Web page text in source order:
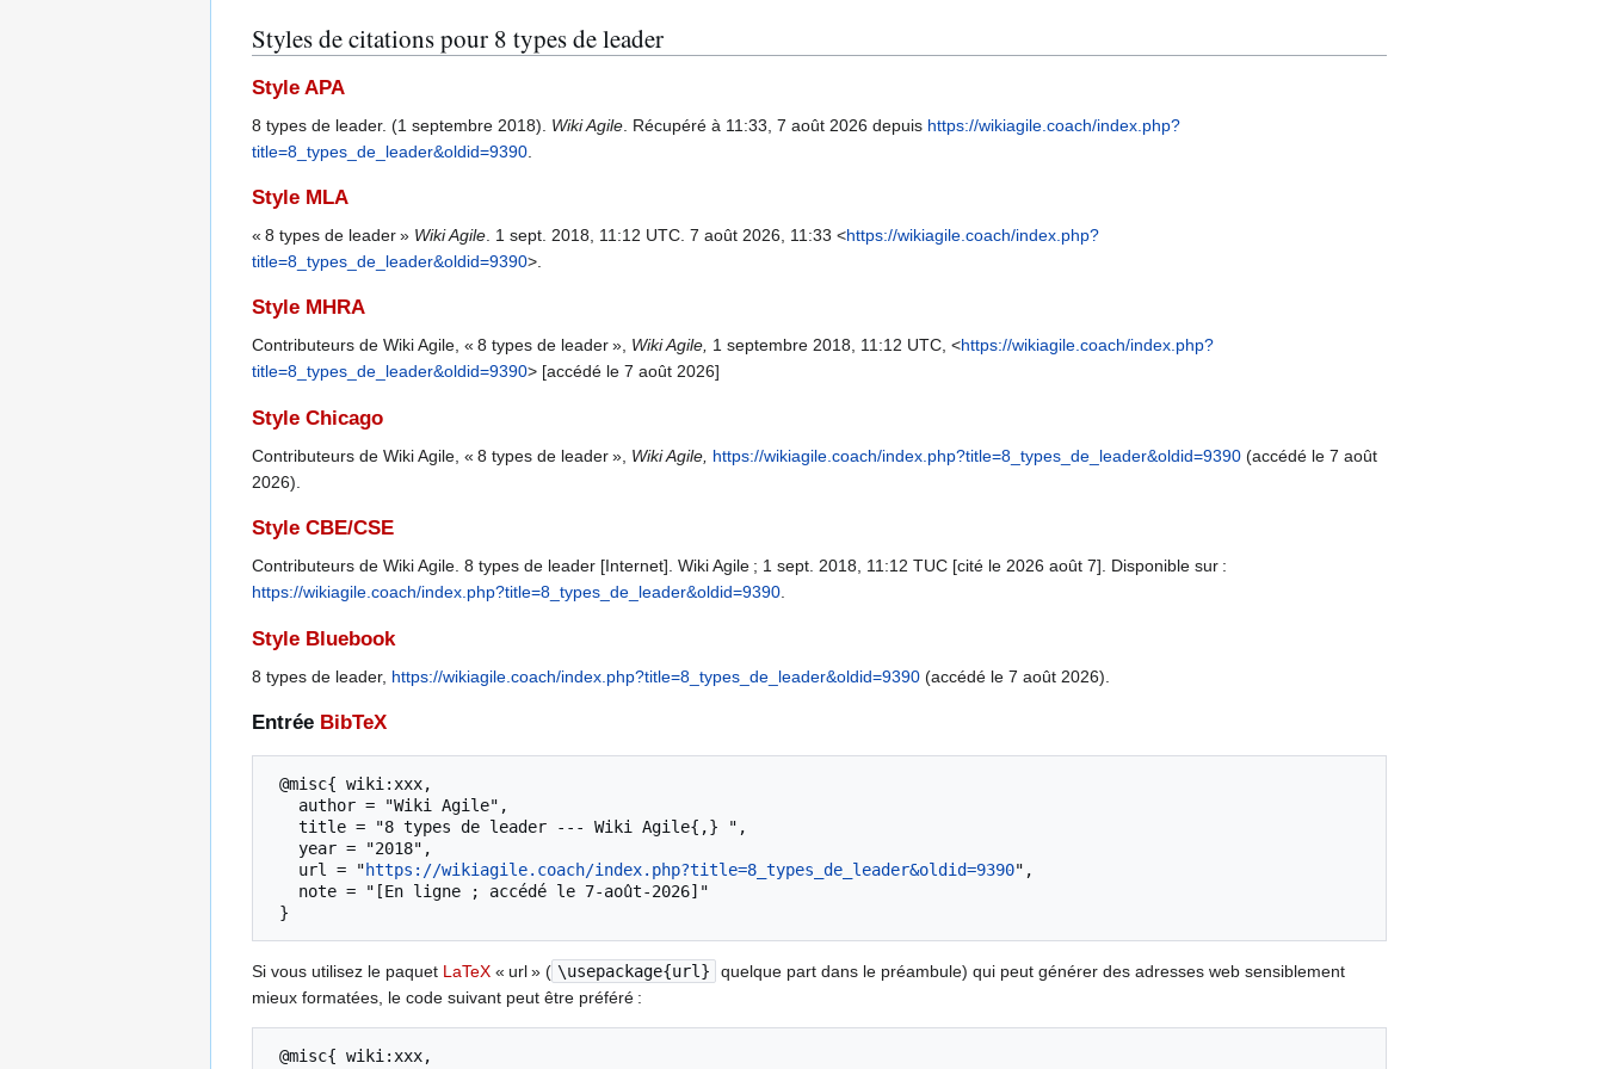
Styles de citations pour 8 types de leader
Style APA
8 types de leader. (1 septembre 2018). Wiki Agile . Récupéré à 11:33, 7 août 2026 depuis https://wikiagile.coach/index.php?
title=8_types_de_leader&oldid=9390
Style MLA
« 8 types de leader » Wiki Agile . 1 sept. 2018, 11:12 UTC. 7 août 2026, 11:33 <https://wikiagile.coach/index.php?
title=8_types_de_leader&oldid=9390>.
Style MHRA
Contributeurs de Wiki Agile, « 8 types de leader », Wiki Agile, 1 septembre 2018, 11:12 UTC, <https://wikiagile.coach/index.php?
title=8_types_de_leader&oldid=9390> [accédé le 7 août 2026]
Style Chicago
Contributeurs de Wiki Agile, « 8 types de leader », Wiki Agile, https://wikiagile.coach/index.php?title=8_types_de_leader&oldid=9390 (accédé le 7 août
2026).
Style CBE/CSE
Contributeurs de Wiki Agile. 8 types de leader [Internet]. Wiki Agile ; 1 sept. 2018, 11:12 TUC [cité le 2026 août 7]. Disponible sur :
https://wikiagile.coach/index.php?title=8_types_de_leader&oldid=9390
Style Bluebook
8 types de leader, https://wikiagile.coach/index.php?title=8_types_de_leader&oldid=9390 (accédé le 7 août 2026).
Entrée BibTeX
   url = "
https://wikiagile.coach/index.php?title=8_types_de_leader&oldid=9390",
Si vous utilisez le paquet LaTeX « url » ( \usepackage{url}
quelque part dans le préambule) qui peut générer des adresses web sensiblement
mieux formatées, le code suivant peut être préféré :